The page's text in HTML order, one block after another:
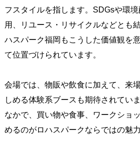
フスタイルを指します。SDGsや環
用、リユース・リサイクルなどとも
ハスパーク福岡もこうした価値観を
て位置づけられています。
会場では、物販や飲食に加えて、来
しめる体験系ブースも期待されてい
なかで、買い物や食事、ワークショ
めるのがロハスパークならではの魅力